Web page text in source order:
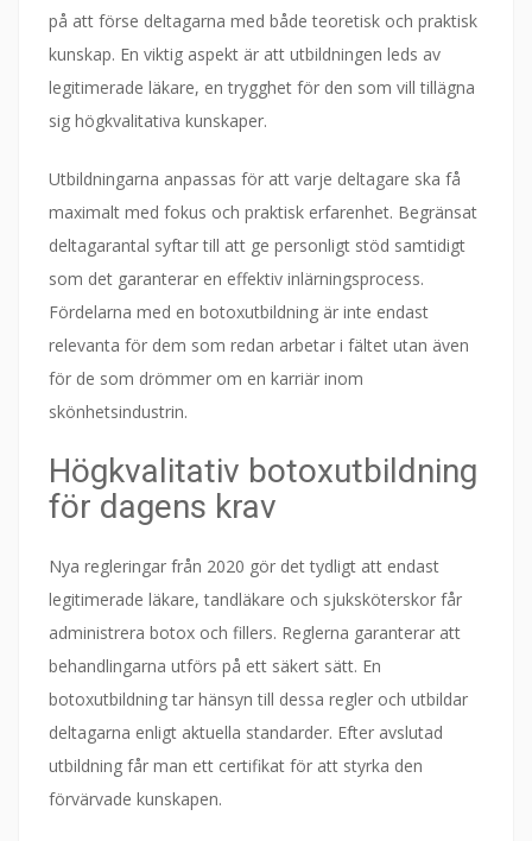
på att förse deltagarna med både teoretisk och praktisk
kunskap. En viktig aspekt är att utbildningen leds av
legitimerade läkare, en trygghet för den som vill tillägna
sig högkvalitativa kunskaper.
Utbildningarna anpassas för att varje deltagare ska få
maximalt med fokus och praktisk erfarenhet. Begränsat
deltagarantal syftar till att ge personligt stöd samtidigt
som det garanterar en effektiv inlärningsprocess.
Fördelarna med en botoxutbildning är inte endast
relevanta för dem som redan arbetar i fältet utan även
för de som drömmer om en karriär inom
skönhetsindustrin.
Högkvalitativ botoxutbildning
för dagens krav
Nya regleringar från 2020 gör det tydligt att endast
legitimerade läkare, tandläkare och sjuksköterskor får
administrera botox och fillers. Reglerna garanterar att
behandlingarna utförs på ett säkert sätt. En
botoxutbildning tar hänsyn till dessa regler och utbildar
deltagarna enligt aktuella standarder. Efter avslutad
utbildning får man ett certifikat för att styrka den
förvärvade kunskapen.